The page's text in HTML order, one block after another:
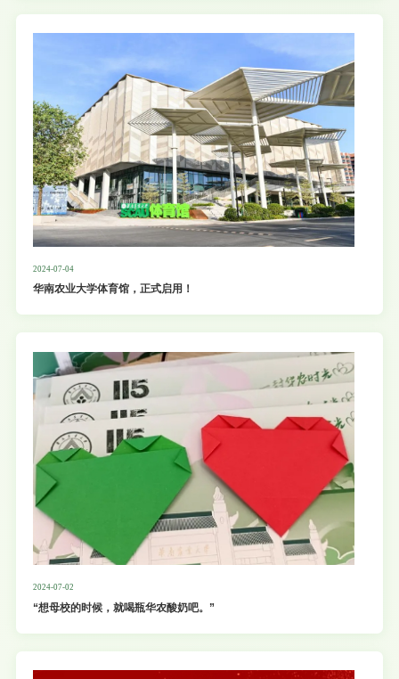
2024-07-04
华南农业大学体育馆，正式启用！
2024-07-02
“想母校的时候，就喝瓶华农酸奶吧。”